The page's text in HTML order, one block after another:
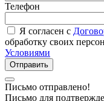
Телефон
Я согласен с
обработку своих
Условиями
Отправить
Письмо отправлено!
Письмо для